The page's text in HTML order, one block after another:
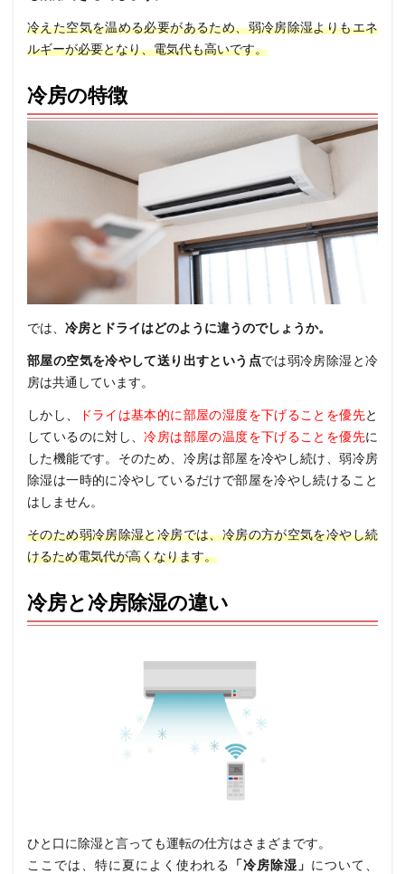
冷えた空気を温める必要があるため、弱冷房除湿よりもエネ
ルギーが必要となり、電気代も高いです。
冷房の特徴
では、 冷房とドライはどのように違うのでしょうか。
部屋の空気を冷やして送り出すという点では弱冷房除湿と冷
房は共通しています。
しかし、 ドライは基本的に部屋の湿度を下げることを優先と
しているのに対し、冷房は部屋の温度を下げることを優先に
した機能です。そのため、冷房は部屋を冷やし続け、弱冷房
除湿は一時的に冷やしているだけで部屋を冷やし続けること
はしません。
そのため弱冷房除湿と冷房では、冷房の方が空気を冷やし続
けるため電気代が高くなります。
冷房と冷房除湿の違い
ひと口に除湿と言っても運転の仕方はさまざまです。
ここでは、特に夏によく使われる 「冷房除湿」 について、